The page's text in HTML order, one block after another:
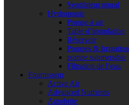
Ventilateur mural
Hydroponie
Pompe à air
Table d’inondation
Réservoir
Pompes & Irrigation
pompe submersible
Filtration de l’eau
Fournisseur
Active Air
Advanced Nutrients
Agrobrite